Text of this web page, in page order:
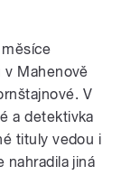
v Mahenově
V
a detektivka
tituly vedou i
nahradila jiná